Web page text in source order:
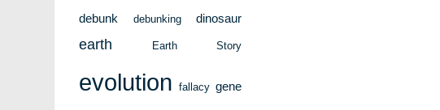
debunk debunking dinosaur
earth Earth Story
evolution fallacy gene